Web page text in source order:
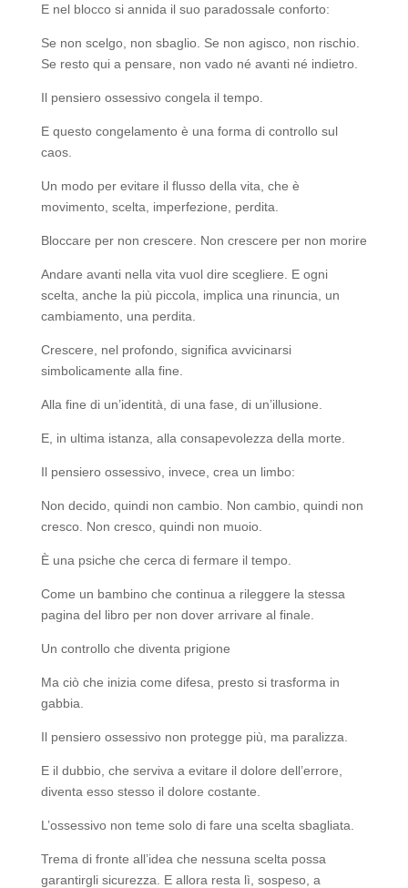
E nel blocco si annida il suo paradossale conforto:
Se non scelgo, non sbaglio. Se non agisco, non rischio.
Se resto qui a pensare, non vado né avanti né indietro.
Il pensiero ossessivo congela il tempo.
E questo congelamento è una forma di controllo sul
caos.
Un modo per evitare il flusso della vita, che è
movimento, scelta, imperfezione, perdita.
Bloccare per non crescere. Non crescere per non morire
Andare avanti nella vita vuol dire scegliere. E ogni
scelta, anche la più piccola, implica una rinuncia, un
cambiamento, una perdita.
Crescere, nel profondo, significa avvicinarsi
simbolicamente alla fine.
Alla fine di un’identità, di una fase, di un’illusione.
E, in ultima istanza, alla consapevolezza della morte.
Il pensiero ossessivo, invece, crea un limbo:
Non decido, quindi non cambio. Non cambio, quindi non
cresco. Non cresco, quindi non muoio.
È una psiche che cerca di fermare il tempo.
Come un bambino che continua a rileggere la stessa
pagina del libro per non dover arrivare al finale.
Un controllo che diventa prigione
Ma ciò che inizia come difesa, presto si trasforma in
gabbia.
Il pensiero ossessivo non protegge più, ma paralizza.
E il dubbio, che serviva a evitare il dolore dell’errore,
diventa esso stesso il dolore costante.
L’ossessivo non teme solo di fare una scelta sbagliata.
Trema di fronte all’idea che nessuna scelta possa
garantirgli sicurezza. E allora resta lì, sospeso, a